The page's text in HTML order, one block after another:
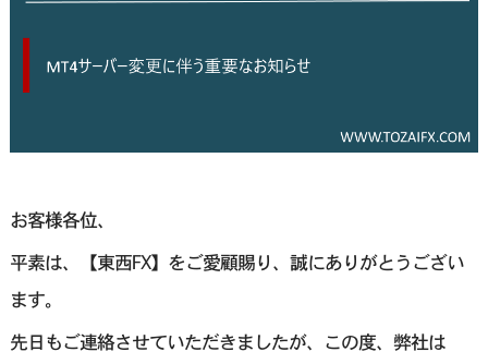
お客様各位、
平素は、【東西FX】をご愛顧賜り、誠にありがとうござい
ます。
先日もご連絡させていただきましたが、この度、弊社は